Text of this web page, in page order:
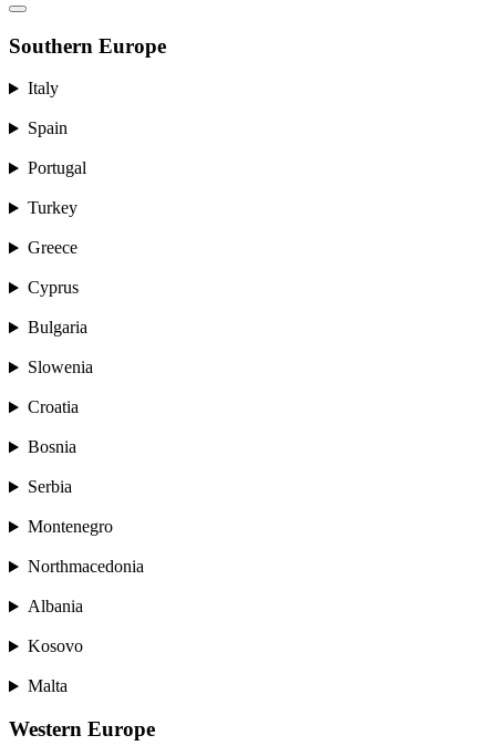
Southern Europe
Italy
Spain
Portugal
Turkey
Greece
Cyprus
Bulgaria
Slowenia
Croatia
Bosnia
Serbia
Montenegro
Northmacedonia
Albania
Kosovo
Malta
Western Europe